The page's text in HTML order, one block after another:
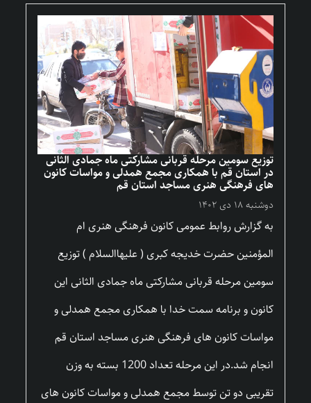
توزیع سومین مرحله قربانی مشارکتی ماه جمادی الثانی
در استان قم با همکاری مجمع همدلی و مواسات کانون
های فرهنگی هنری مساجد استان قم
دوشنبه ۱۸ دی ۱۴۰۲
به گزارش روابط عمومی کانون فرهنگی هنری ام
المؤمنین حضرت خدیجه کبری ( علیهاالسلام ) توزیع
سومین مرحله قربانی مشارکتی ماه جمادی الثانی این
کانون و برنامه سمت خدا با همکاری مجمع همدلی و
مواسات کانون های فرهنگی هنری مساجد استان قم
انجام شد.در این مرحله تعداد 1200 بسته به وزن
تقریبی دو تن توسط مجمع همدلی و مواسات کانون های